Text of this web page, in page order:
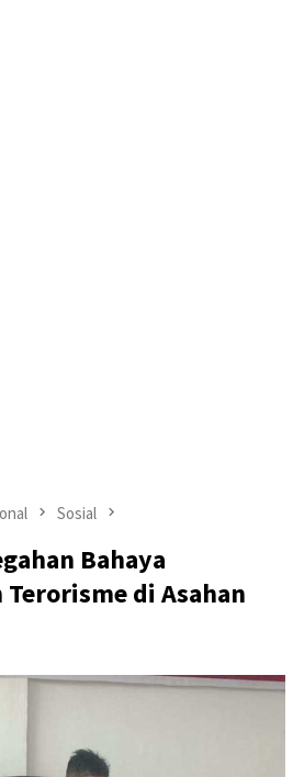
Sosial
Bahaya
di Asahan